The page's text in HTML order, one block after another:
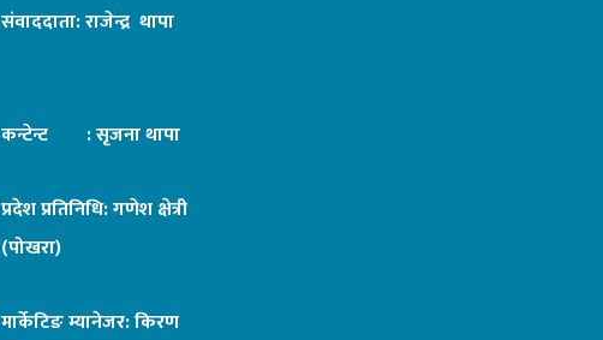
संवाददाता: राजेन्द्र थापा
कन्टेन्ट : सृजना थापा
प्रदेश प्रतिनिधि: गणेश क्षेत्री
(पोखरा)
मार्केटिङ म्यानेजर: किरण